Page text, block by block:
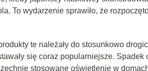
To wydarzenie sprawiło, że
te należały do stosunkowo
się coraz popularniejsze.
stosowane oświetlenie w